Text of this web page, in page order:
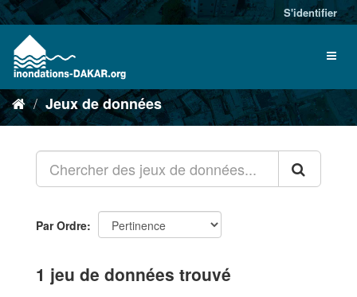
S'identifier
Jeux de données
Par Ordre
1 jeu de données trouvé